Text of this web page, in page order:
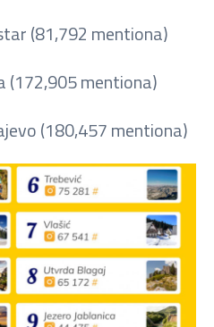
(81,792 mentiona)
(172,905 mentiona)
(180,457 mentiona)